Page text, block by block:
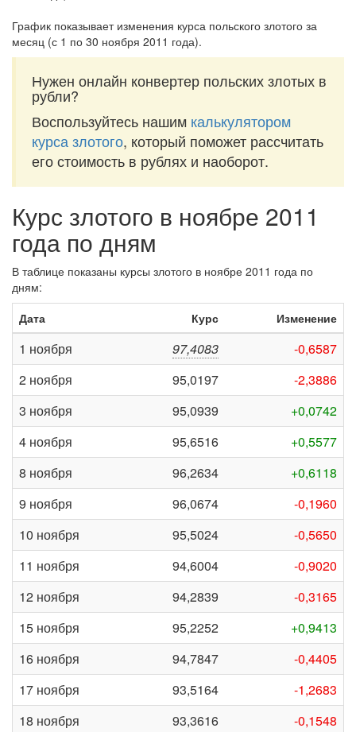
График показывает изменения курса польского злотого за
месяц (с 1 по 30 ноября 2011 года).
Нужен онлайн конвертер польских злотых в
рубли?
Воспользуйтесь нашим калькулятором
курса злотого, который поможет рассчитать
его стоимость в рублях и наоборот.
Курс злотого в ноябре 2011
года по дням
В таблице показаны курсы злотого в ноябре 2011 года по
дням:
Дата
Курс Изменение
1 ноября 97,4083
-0,6587
2 ноября
95,0197
-2,3886
3 ноября
95,0939
+0,0742
4 ноября
95,6516
+0,5577
8 ноября
96,2634
+0,6118
9 ноября
96,0674
-0,1960
10 ноября
95,5024
-0,5650
11 ноября
94,6004
-0,9020
12 ноября
94,2839
-0,3165
15 ноября
95,2252
+0,9413
16 ноября
94,7847
-0,4405
17 ноября
93,5164
-1,2683
18 ноября
93,3616
-0,1548